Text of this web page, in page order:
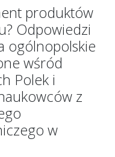
produktów
Odpowiedzi
ogólnopolskie
wśród
Polek i
z
w